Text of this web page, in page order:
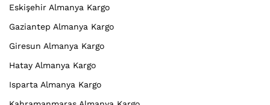
Eskişehir Almanya Kargo
Gaziantep Almanya Kargo
Giresun Almanya Kargo
Hatay Almanya Kargo
Isparta Almanya Kargo